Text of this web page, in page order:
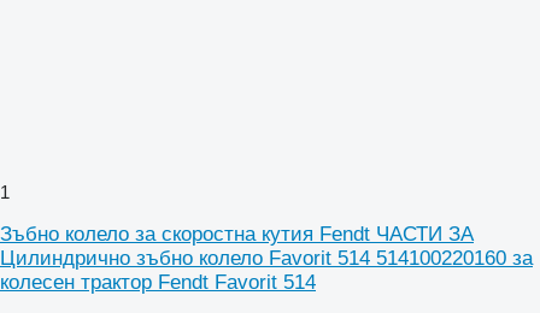
1
Зъбно колело за скоростна кутия Fendt ЧАСТИ ЗА
Цилиндрично зъбно колело Favorit 514 514100220160 за
колесен трактор Fendt Favorit 514